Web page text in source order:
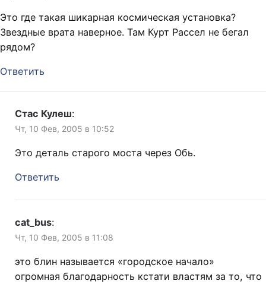
Это где такая шикарная космическая установка?
Звездные врата наверное. Там Курт Рассел не бегал
рядом?
Ответить
Стас Кулеш:
Чт, 10 Фев, 2005 в 10:52
Это деталь старого моста через Обь.
Ответить
cat_bus:
Чт, 10 Фев, 2005 в 11:08
это блин называется «городское начало»
огромная благодарность кстати властям за то, что